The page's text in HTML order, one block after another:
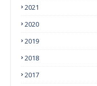
2021
2020
2019
2018
2017